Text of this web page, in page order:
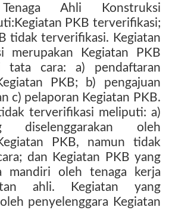
Tenaga Ahli Konstruksi
PKB terverifikasi;
tidak terverifikasi. Kegiatan
merupakan Kegiatan PKB
tata cara: a) pendaftaran
PKB; b) pengajuan
c) pelaporan Kegiatan PKB.
terverifikasi meliputi: a)
diselenggarakan oleh
PKB, namun tidak
dan Kegiatan PKB yang
mandiri oleh tenaga kerja
ahli. Kegiatan yang
penyelenggara Kegiatan